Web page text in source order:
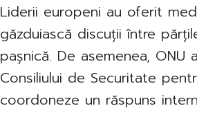
Liderii europeni au oferit
găzduiască discuții între
pașnică. De asemenea,
Consiliului de Securitate
coordoneze un răspuns